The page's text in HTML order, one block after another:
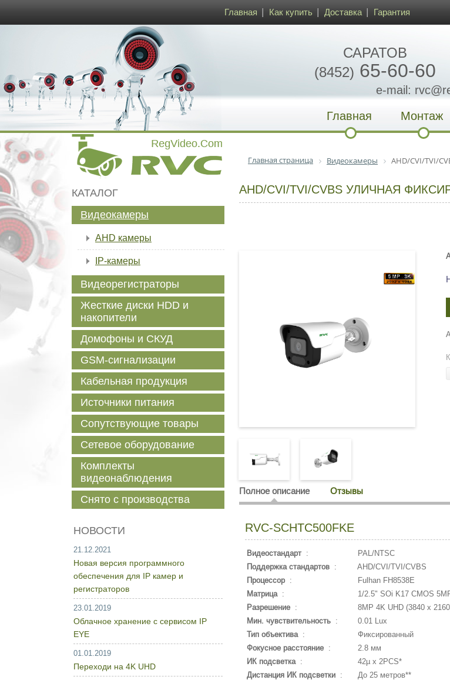
Главная Как купить Доставка Гарантия
САРАТОВ
(8452) 65-60-60
e-mail:
Главная Монтаж
Главная страница Видеокамеры AHD/CVI/TVI/
AHD/CVI/TVI/CVBS УЛИЧНАЯ
Полное описание Отзывы
RVC-SCHTC500FKE
Видеостандарт:
PAL/NTSC
Поддержка стандартов :
AHD/CVI/TVI/CVBS
Процессор:
Fulhan FH8538E
Матрица:
1/2.5" SOi K17 CMOS
Разрешение :
8MP 4K UHD (3840 x
Мин. чувствительность :
0.01 Lux
Тип объектива:
Фиксированный
Фокусное расстояние :
2.8 мм
ИК подсветка:
42µ x 2PCS*
Дистанция ИК подсветки :
До 25 метров**
КАТАЛОГ
Видеокамеры
AHD камеры
IP-камеры
Видеорегистраторы
Жесткие диски HDD и
накопители
Домофоны и СКУД
GSM-сигнализации
Кабельная продукция
Источники питания
Сопутствующие товары
Сетевое оборудование
Комплекты
видеонаблюдения
Снято с производства
НОВОСТИ
21.12.2021
Новая версия программного
обеспечения для IP камер и
регистраторов
23.01.2019
Облачное хранение с сервисом IP
EYE
01.01.2019
Переходи на 4K UHD